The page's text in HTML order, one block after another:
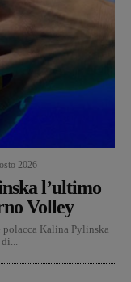
2026
l’ultimo
Volley
polacca Kalina Pylinska